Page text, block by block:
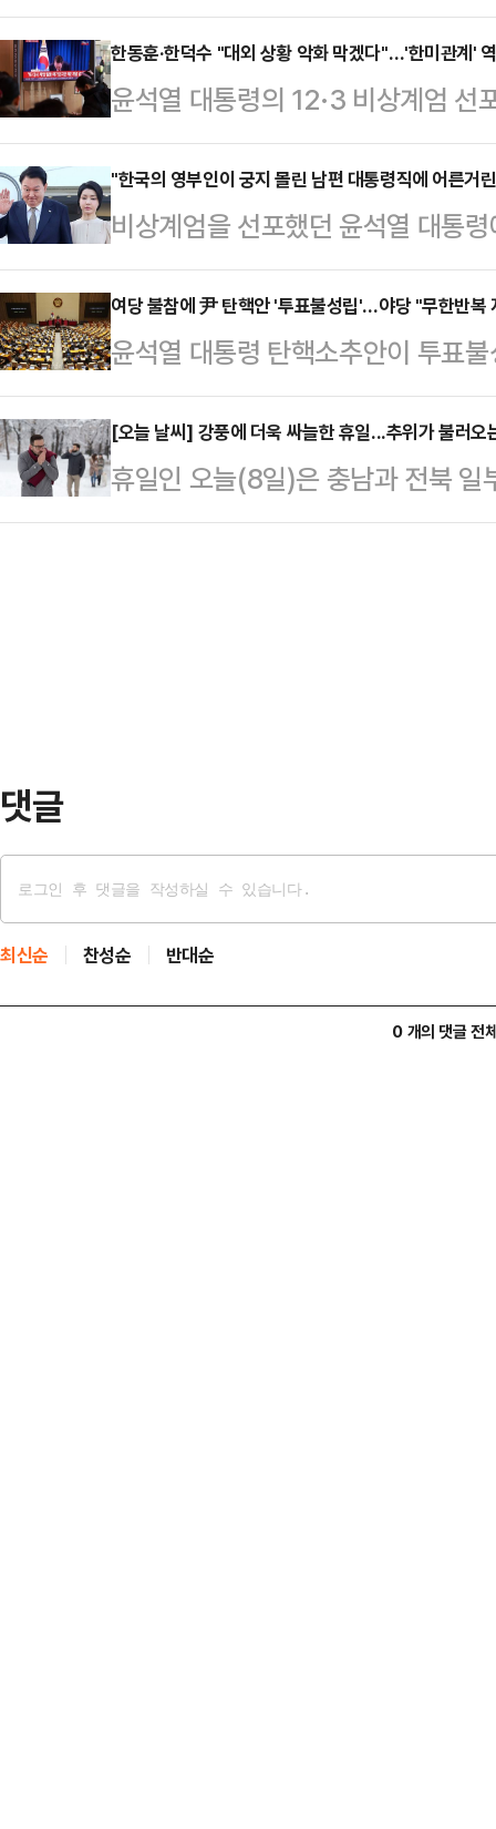
조속히 수습돼 국가의 안위와 국민
도록 국무총리로서 전력을 다하겠
'국민께 드리는 말씀'을 통해 "국무
을 무겁게 받아들이고 있다"며 이
공직자들은 국민의 일상이 안정되
수행해달라"고 당부했다.한 총리는
총리에게 "현상황이 우리 …
한동훈·한덕수 "대외 상황 악화 막겠다"…'한미관계'
윤석열 대통령의 12·3 비상계엄 선
한 부정적 여론이 감지되고 있다.
동훈 국민의힘 대표와 한덕수 국무
운데, 한반도 안보를 위해 가장 중
속히 회복될 수 있을지가 관건이다
상계엄 사태 이후 오랜 침묵을 깨고
책임을 회피하지 않겠다는 입장을
각하며 많이 놀…
"한국의 영부인이 궁지 몰린 남편 대통령직에 어른거
비상계엄을 선포했던 윤석열 대통
가운데 윤 대통령이 처한 현재 상황
나왔다.월스트리트저널(WSJ)은 6
남편의 대통령직에 어른거린다
Her Husband's Embattled
김 여사를 박근혜 전 대통령의 탄핵
생각하고 있다"고 보도했다.WSJ
여당 불참에 尹 탄핵안 '투표불성립'…야당 "무한반복
윤석열 대통령 탄핵소추안이 투표
수가 탄핵안 표결을 위한 본회의에
수 미달로 '자동폐기' 됐다. 더불어
회를 열고 윤 대통령 탄핵을 재추진
러싼 여야의 대치가 극대화 될 전망
[오늘 날씨] 강풍에 더욱 싸늘한 휴일...추위가 불러오
휴일인 오늘(8일)은 충남과 전북
국 대부분 지역에서 강풍이 부는 가
댓글
최신순 찬성순 반대순
0 개의 댓글 전